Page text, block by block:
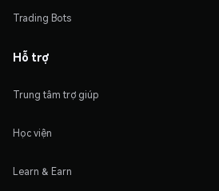
Trading Bots
Hỗ trợ
Trung tâm trợ giúp
Học viện
Learn & Earn